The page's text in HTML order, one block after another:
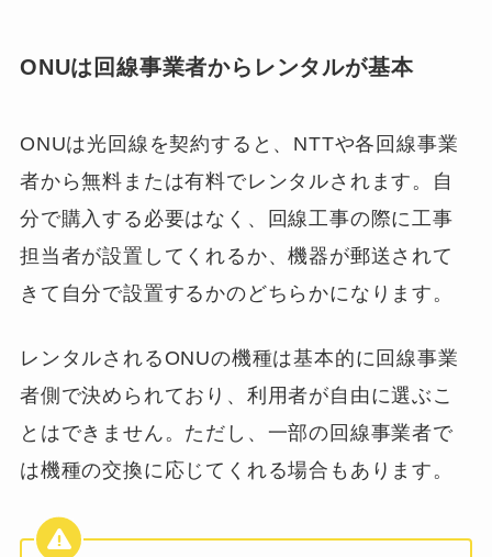
ONUは回線事業者からレンタルが基本
ONUは光回線を契約すると、NTTや各回線事業
者から無料または有料でレンタルされます。自
分で購入する必要はなく、回線工事の際に工事
担当者が設置してくれるか、機器が郵送されて
きて自分で設置するかのどちらかになります。
レンタルされるONUの機種は基本的に回線事業
者側で決められており、利用者が自由に選ぶこ
とはできません。ただし、一部の回線事業者で
は機種の交換に応じてくれる場合もあります。